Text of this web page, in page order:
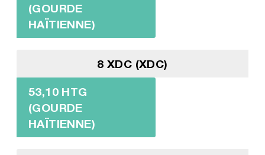
(GOURDE
HAÏTIENNE)
8 XDC (XDC)
53,10 HTG
(GOURDE
HAÏTIENNE)